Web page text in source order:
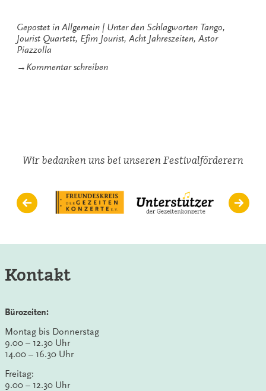
Jourist
Quartett“
Gepostet in Allgemein Unter den Schlagworten Tango,
Jourist Quartett, Efim Jourist, Acht Jahreszeiten, Astor
Piazzolla
→ Kommentar schreibenzu
Wir bedanken uns bei unseren Festivalförderern
Kontakt
Bürozeiten:
Montag bis Donnerstag
9.00 – 12.30 Uhr
14.00 – 16.30 Uhr
Freitag:
9.00 – 12.30 Uhr